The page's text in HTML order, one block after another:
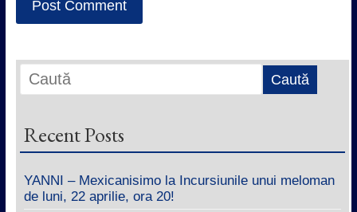
Recent Posts
YANNI – Mexicanisimo la Incursiunile unui meloman
de luni, 22 aprilie, ora 20!